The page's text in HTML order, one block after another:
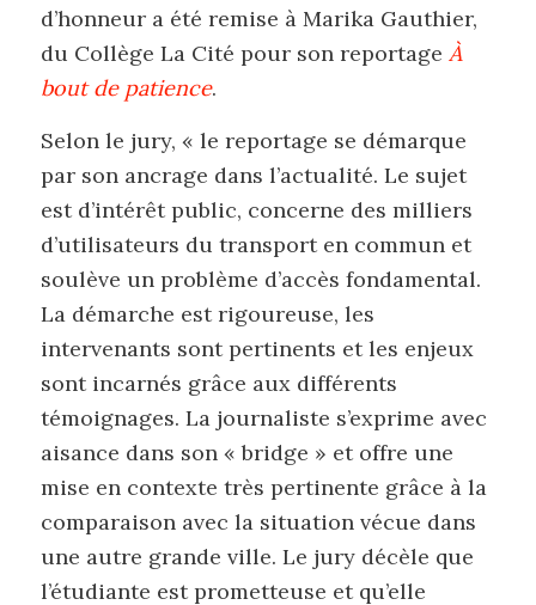
d’honneur a été remise à Marika Gauthier,
du Collège La Cité pour son reportage À
bout de patience.
Selon le jury, « le reportage se démarque
par son ancrage dans l’actualité. Le sujet
est d’intérêt public, concerne des milliers
d’utilisateurs du transport en commun et
soulève un problème d’accès fondamental.
La démarche est rigoureuse, les
intervenants sont pertinents et les enjeux
sont incarnés grâce aux différents
témoignages. La journaliste s’exprime avec
aisance dans son « bridge » et offre une
mise en contexte très pertinente grâce à la
comparaison avec la situation vécue dans
une autre grande ville. Le jury décèle que
l’étudiante est prometteuse et qu’elle